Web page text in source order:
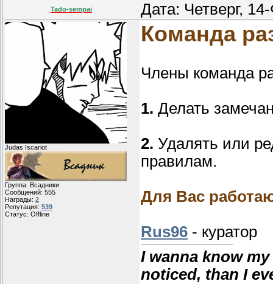
Tado-sempai Дата: Четверг,
Judas Iscariot
Группа: Всадники
Сообщений: 555
Награды: 2
Репутация: 539
Статус: Offline
Команда
Члены команда
1. Делать
2. Удалять или
правилам.
Для Вас
Rus96 - куратор
I wanna know
noticed, than I